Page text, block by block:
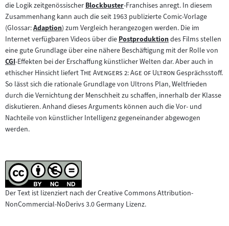
die Logik zeitgenössischerZum
Inhalt:
Blockbuster-Franchises anregt. In diesem
Zusammenhang kann auch die seit 1963 publizierte Comic-Vorlage
(Glossar:Zum
Inhalt:
Adaption) zum Vergleich herangezogen werden. Die im
Internet verfügbaren Videos über dieZum
Inhalt:
Postproduktiondes Films stellen
eine gute Grundlage über eine nähere Beschäftigung mit der Rolle von
Zum
Inhalt:
CGI-Effekten bei der Erschaffung künstlicher Welten dar. Aber auch in
ethischer Hinsicht liefert"
The Avengers 2: Age of Ultron "Gesprächsstoff.
So lässt sich die rationale Grundlage von Ultrons Plan, Weltfrieden
durch die Vernichtung der Menschheit zu schaffen, innerhalb der Klasse
diskutieren. Anhand dieses Arguments können auch die Vor- und
Nachteile von künstlicher Intelligenz gegeneinander abgewogen
werden.
Der Text ist lizenziert nach der Creative Commons Attribution-
NonCommercial-NoDerivs 3.0 Germany Lizenz.